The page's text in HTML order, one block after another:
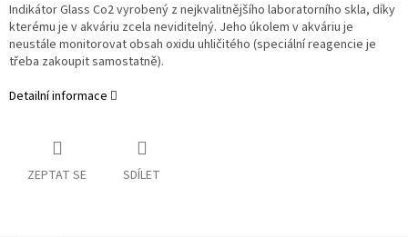
Indikátor Glass Co2 vyrobený z nejkvalitnějšího laboratorního skla, díky
kterému je v akváriu zcela neviditelný. Jeho úkolem v akváriu je
neustále monitorovat obsah oxidu uhličitého (speciální reagencie je
třeba zakoupit samostatně).
Detailní informace
ZEPTAT SE SDÍLET